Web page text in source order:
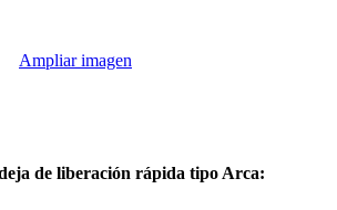
Ampliar imagen
de liberación rápida tipo Arca: